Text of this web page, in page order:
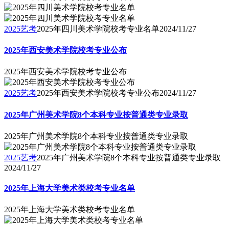
2025艺考2025年四川美术学院校考专业名单2024/11/27
2025年西安美术学院校考专业公布
2025年西安美术学院校考专业公布
2025艺考2025年西安美术学院校考专业公布2024/11/27
2025年广州美术学院8个本科专业按普通类专业录取
2025年广州美术学院8个本科专业按普通类专业录取
2025艺考2025年广州美术学院8个本科专业按普通类专业录取
2024/11/27
2025年上海大学美术类校考专业名单
2025年上海大学美术类校考专业名单